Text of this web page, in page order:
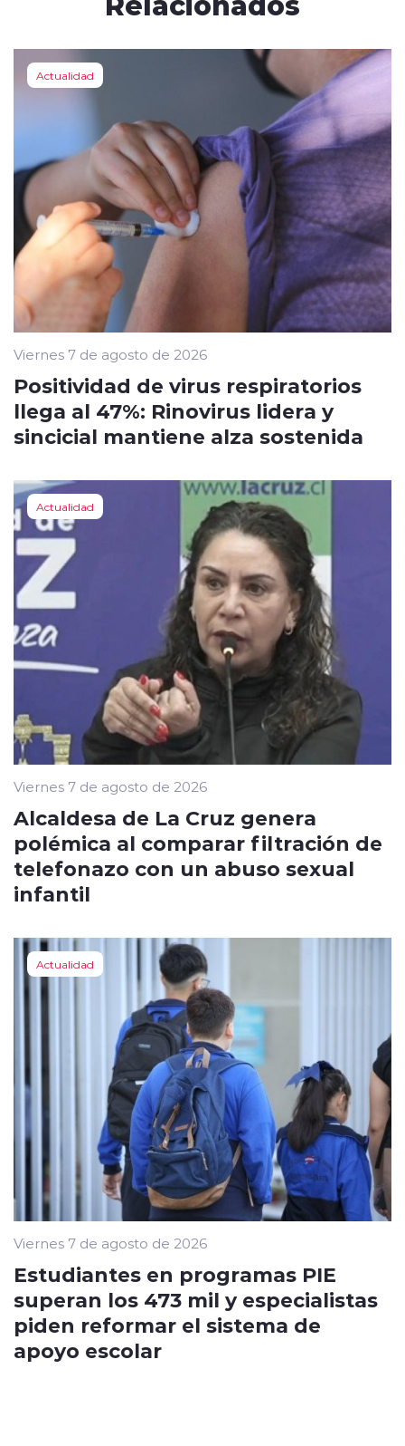
Actualidad
Viernes 7 de agosto de 2026
Positividad de virus respiratorios
llega al 47%: Rinovirus lidera y
sincicial mantiene alza sostenida
Actualidad
Viernes 7 de agosto de 2026
Alcaldesa de La Cruz genera
polémica al comparar filtración de
telefonazo con un abuso sexual
infantil
Actualidad
Viernes 7 de agosto de 2026
Estudiantes en programas PIE
superan los 473 mil y especialistas
piden reformar el sistema de
apoyo escolar